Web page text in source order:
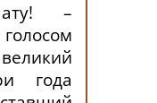
–
года